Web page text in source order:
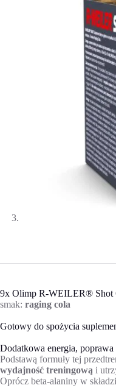
9x Olimp R-WEILER® Shot
smak: raging cola
Gotowy do spożycia
Dodatkowa energia,
Podstawą formuły tej
wydajność treningową i
Oprócz beta-alaniny w